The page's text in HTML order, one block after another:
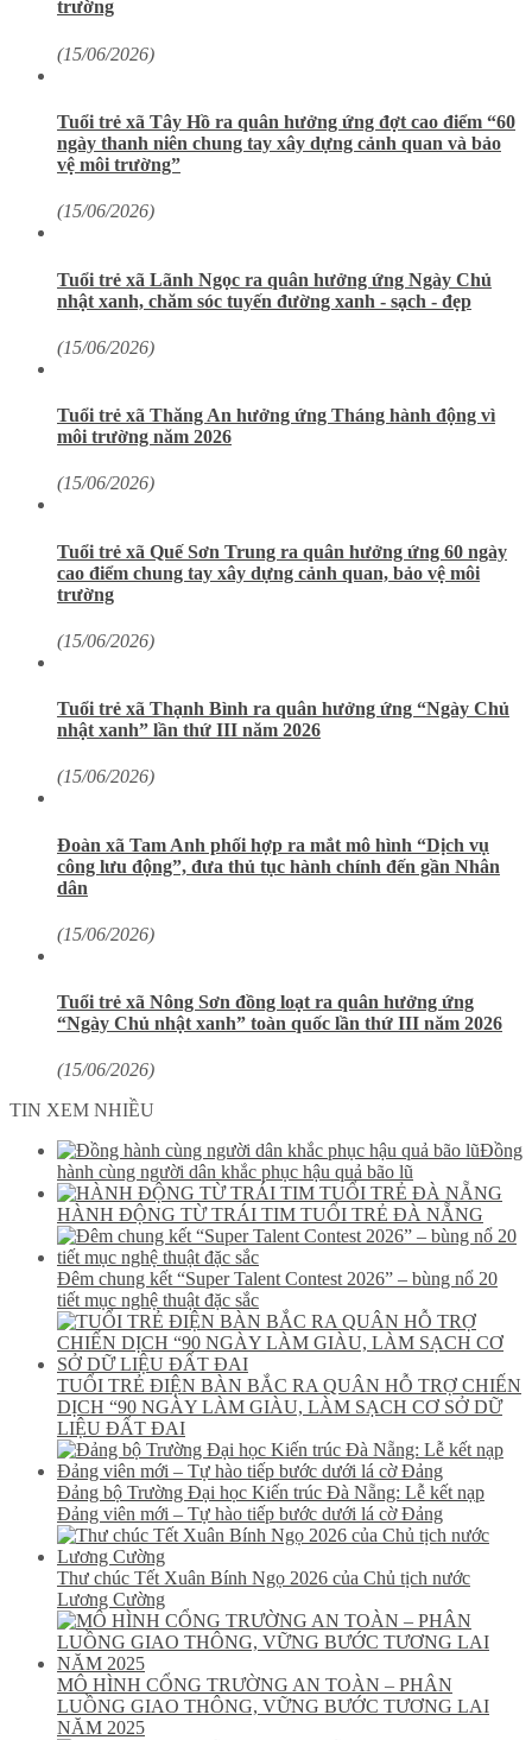
trường
(15/06/2026)
Tuổi trẻ xã Tây Hồ ra quân hưởng ứng đợt cao điểm “60
ngày thanh niên chung tay xây dựng cảnh quan và bảo
vệ môi trường”
(15/06/2026)
Tuổi trẻ xã Lãnh Ngọc ra quân hưởng ứng Ngày Chủ
nhật xanh, chăm sóc tuyến đường xanh - sạch - đẹp
(15/06/2026)
Tuổi trẻ xã Thăng An hưởng ứng Tháng hành động vì
môi trường năm 2026
(15/06/2026)
Tuổi trẻ xã Quế Sơn Trung ra quân hưởng ứng 60 ngày
cao điểm chung tay xây dựng cảnh quan, bảo vệ môi
trường
(15/06/2026)
Tuổi trẻ xã Thạnh Bình ra quân hưởng ứng “Ngày Chủ
nhật xanh” lần thứ III năm 2026
(15/06/2026)
Đoàn xã Tam Anh phối hợp ra mắt mô hình “Dịch vụ
công lưu động”, đưa thủ tục hành chính đến gần Nhân
dân
(15/06/2026)
Tuổi trẻ xã Nông Sơn đồng loạt ra quân hưởng ứng
“Ngày Chủ nhật xanh” toàn quốc lần thứ III năm 2026
(15/06/2026)
TIN XEM NHIỀU
Đồng
hành cùng người dân khắc phục hậu quả bão lũ
HÀNH ĐỘNG TỪ TRÁI TIM TUỔI TRẺ ĐÀ NẴNG
Đêm chung kết “Super Talent Contest 2026” – bùng nổ 20
tiết mục nghệ thuật đặc sắc
TUỔI TRẺ ĐIỆN BÀN BẮC RA QUÂN HỖ TRỢ CHIẾN
DỊCH “90 NGÀY LÀM GIÀU, LÀM SẠCH CƠ SỞ DỮ
LIỆU ĐẤT ĐAI
Đảng bộ Trường Đại học Kiến trúc Đà Nẵng: Lễ kết nạp
Đảng viên mới – Tự hào tiếp bước dưới lá cờ Đảng
Thư chúc Tết Xuân Bính Ngọ 2026 của Chủ tịch nước
Lương Cường
MÔ HÌNH CỔNG TRƯỜNG AN TOÀN – PHÂN
LUỒNG GIAO THÔNG, VỮNG BƯỚC TƯƠNG LAI
NĂM 2025